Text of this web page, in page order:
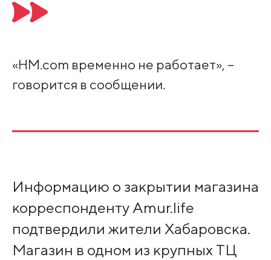
«HM.com временно не работает», –
говорится в сообщении.
Информацию о закрытии магазина
корреспонденту Amur.life
подтвердили жители Хабаровска.
Магазин в одном из крупных ТЦ